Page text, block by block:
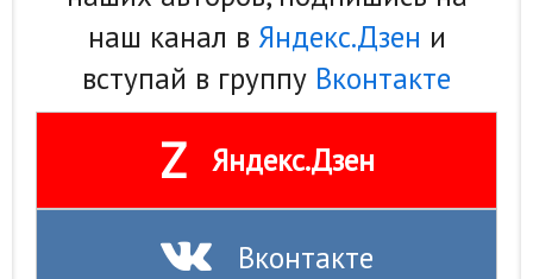
наш канал в Яндекс.Дзен и
вступай в группу Вконтакте
Z Яндекс.Дзен
Вконтакте